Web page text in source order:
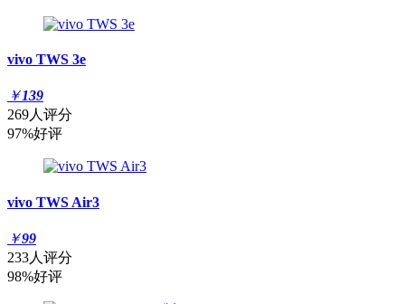
vivo TWS 3e
￥139
269人评分
97%好评
vivo TWS Air3
￥99
233人评分
98%好评